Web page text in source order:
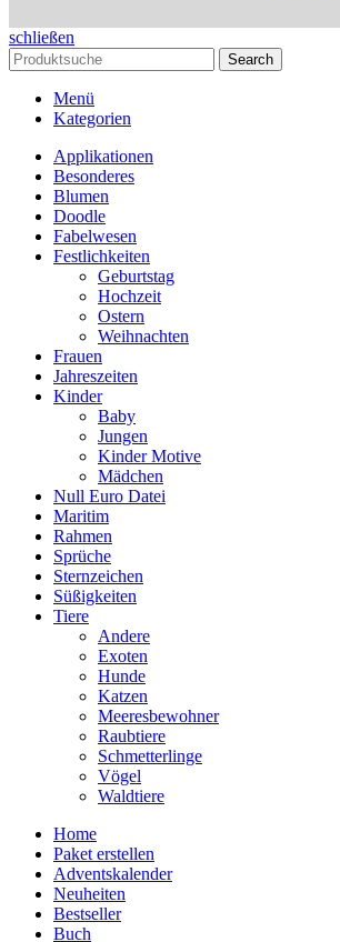
schließen
Search
Menü
Kategorien
Applikationen
Besonderes
Blumen
Doodle
Fabelwesen
Festlichkeiten
Geburtstag
Hochzeit
Ostern
Weihnachten
Frauen
Jahreszeiten
Kinder
Baby
Jungen
Kinder Motive
Mädchen
Null Euro Datei
Maritim
Rahmen
Sprüche
Sternzeichen
Süßigkeiten
Tiere
Andere
Exoten
Hunde
Katzen
Meeresbewohner
Raubtiere
Schmetterlinge
Vögel
Waldtiere
Home
Paket erstellen
Adventskalender
Neuheiten
Bestseller
Buch